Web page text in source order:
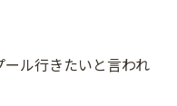
ル行きたいと言われ